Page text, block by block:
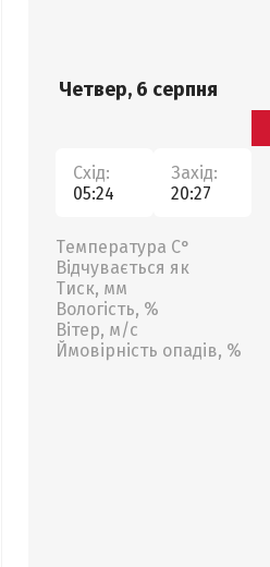
Четвер, 6 серпня
Схід:
05:24
Захід:
20:27
Температура С°
Відчувається як
Тиск, мм
Вологість, %
Вітер, м/с
Ймовірність опадів, %